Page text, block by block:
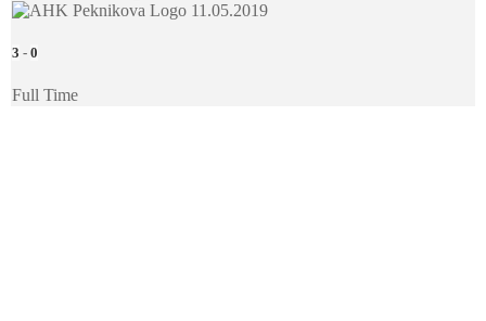
11.05.2019
3 - 0
Full Time